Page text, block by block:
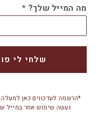
מה המייל שלך? *
*הרשמה לעדכונים כאן
נעשה שימוש אחר במייל